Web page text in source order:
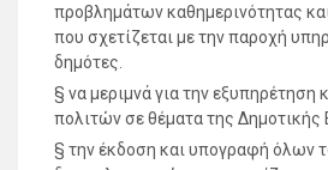
προβλημάτων καθημερινότητας
που σχετίζεται με την παροχή
δημότες.
§ να μεριμνά για την
πολιτών σε θέματα της Δημοτικής
§ την έκδοση και υπογραφή όλων